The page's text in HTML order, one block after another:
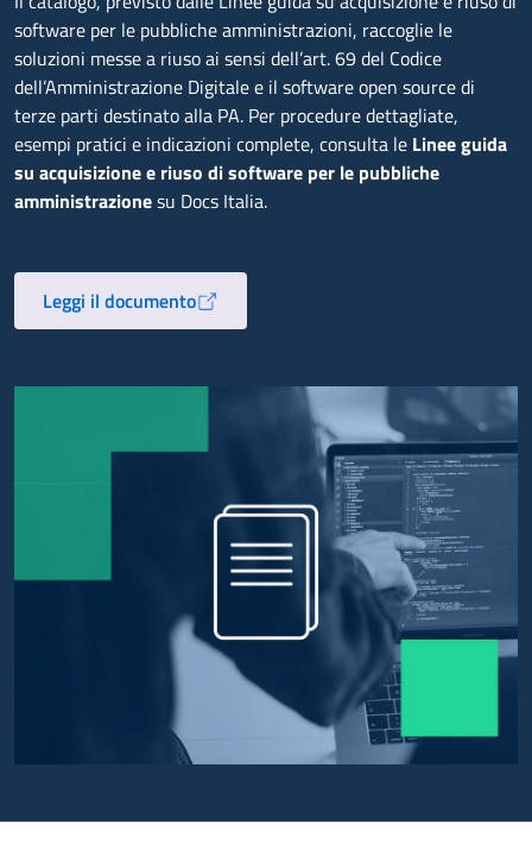
software per le pubbliche amministrazioni, raccoglie le
soluzioni messe a riuso ai sensi dell’art. 69 del Codice
dell’Amministrazione Digitale e il software open source di
terze parti destinato alla PA. Per procedure dettagliate,
esempi pratici e indicazioni complete, consulta le Linee guida
su acquisizione e riuso di software per le pubbliche
amministrazionesu Docs Italia.
Leggi il documentoApre in un nuovo tab